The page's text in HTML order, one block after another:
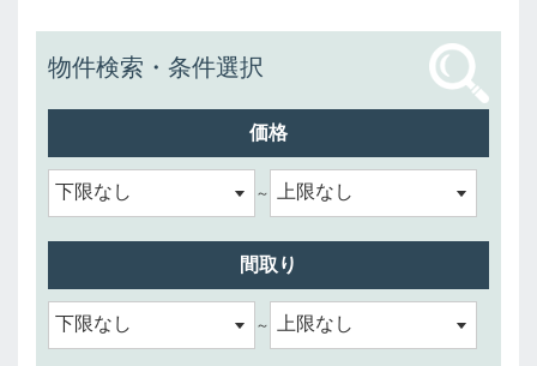
物件検索・条件選択
価格
～
間取り
～